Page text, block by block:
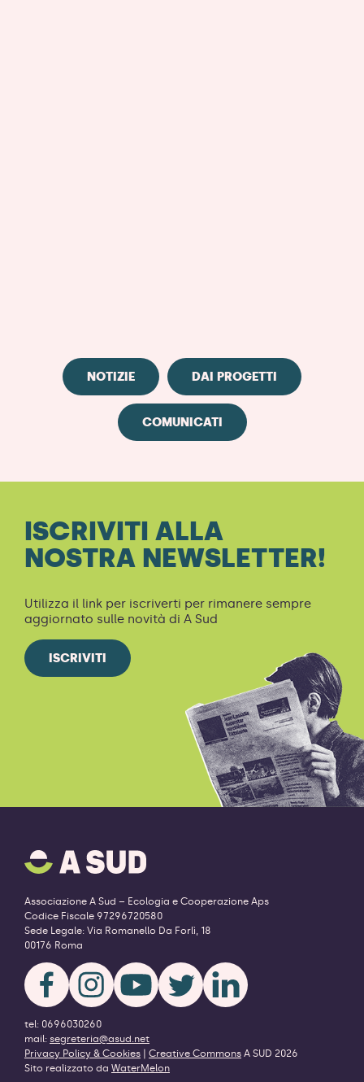
NOTIZIE DAI PROGETTI
COMUNICATI
ISCRIVITI ALLA
NOSTRA NEWSLETTER!
Utilizza il link per iscriverti per rimanere sempre
aggiornato sulle novità di A Sud
ISCRIVITI
SUD
-
ritorna
alla
homepage
Associazione A Sud – Ecologia e Cooperazione Aps
Codice Fiscale 97296720580
Sede Legale: Via Romanello Da Forlì, 18
00176 Roma
tel: 0696030260
mail: segreteria@asud.net
Privacy Policy & Cookies | Creative Commons A SUD 2026
Sito realizzato da WaterMelon